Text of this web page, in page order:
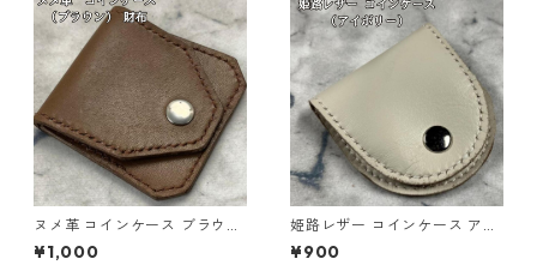
ヌメ革 コインケース ブラウン
本革 小銭入れ l110 レザー ハ
ンドメイド ギフト
¥1,000
姫路レザー コインケース アイ
ボリー 本革 小銭入れ l111 ハン
ドメイド
¥900